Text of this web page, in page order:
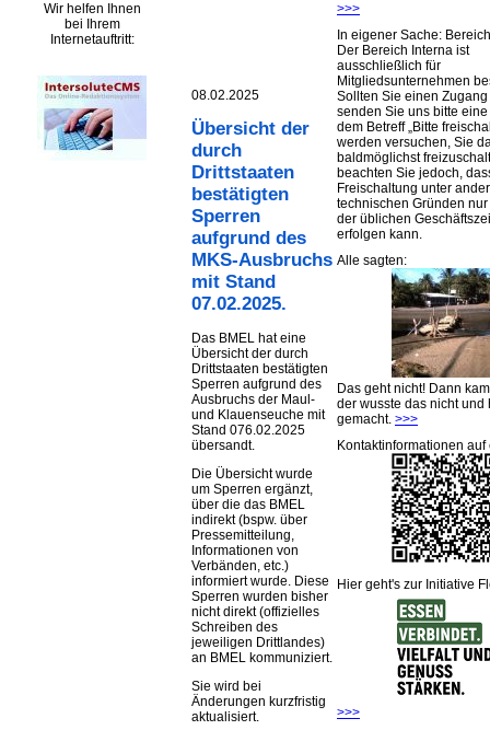
Wir helfen Ihnen
bei Ihrem
Internetauftritt:
08.02.2025
Übersicht der
durch
Drittstaaten
bestätigten
Sperren
aufgrund des
MKS-Ausbruchs
mit Stand
07.02.2025.
Das BMEL hat eine
Übersicht der durch
Drittstaaten bestätigten
Sperren aufgrund des
Ausbruchs der Maul-
und Klauenseuche mit
Stand 076.02.2025
übersandt.
Die Übersicht wurde
um Sperren ergänzt,
über die das BMEL
indirekt (bspw. über
Pressemitteilung,
Informationen von
Verbänden, etc.)
informiert wurde. Diese
Sperren wurden bisher
nicht direkt (offizielles
Schreiben des
jeweiligen Drittlandes)
an BMEL kommuniziert.
Sie wird bei
Änderungen kurzfristig
aktualisiert.
>>>
In eigener Sache:
Der Bereich Interna ist
ausschließlich für
Mitgliedsunternehmen
Sollten Sie einen
senden Sie uns bitte
dem Betreff „Bitte
werden versuchen, Sie
baldmöglichst
beachten Sie jedoch,
Freischaltung unter
technischen Gründen
der üblichen
erfolgen kann.
Alle sagten:
Das geht nicht! Dann
der wusste das nicht und
gemacht. >>>
Kontaktinformationen
Hier geht's zur Initiative
>>>